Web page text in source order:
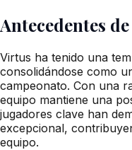
Antecedentes
Virtus ha tenido una
consolidándose como
campeonato. Con una
equipo mantiene una
jugadores clave han
excepcional,
equipo.